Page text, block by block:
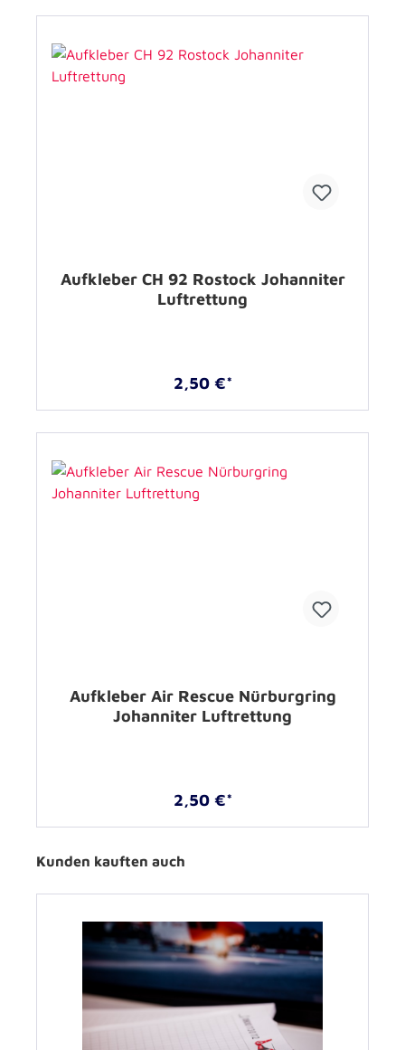
Aufkleber CH 92 Rostock Johanniter
Luftrettung
2,50 €*
Aufkleber Air Rescue Nürburgring
Johanniter Luftrettung
2,50 €*
Kunden kauften auch